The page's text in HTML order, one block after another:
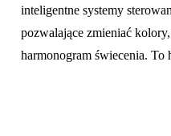
inteligentne systemy
pozwalające zmieniać
harmonogram świecenia. To